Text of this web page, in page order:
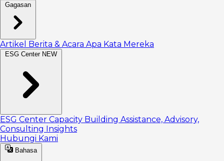
Gagasan
Artikel Berita & Acara Apa Kata Mereka
ESG Center NEW
ESG Center Capacity Building Assistance, Advisory,
Consulting Insights
Hubungi Kami
Bahasa